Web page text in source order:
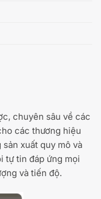
chuyên sâu về các
các thương hiệu
xuất quy mô và
tự tin đáp ứng mọi
và tiến độ.